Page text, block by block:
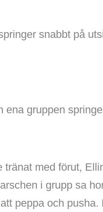
snabbt på
gruppen
med förut,
i grupp sa
peppa och pusha.